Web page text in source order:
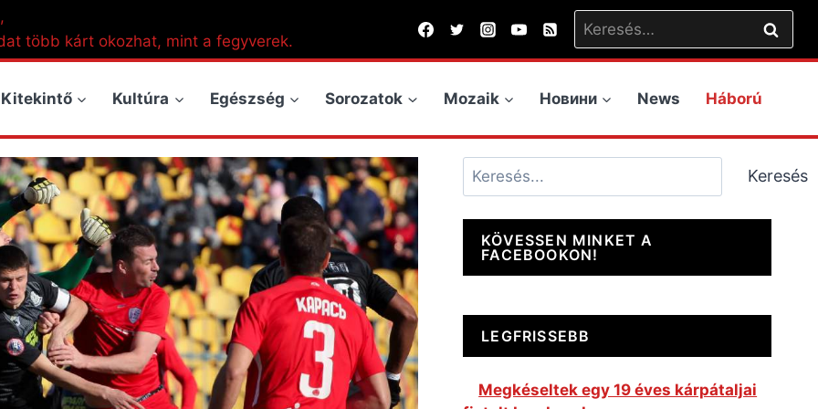
több kárt okozhat, mint a fegyverek.
Keresés:
Kitekintő Kultúra Egészség Sorozatok Mozaik Новини News Háború
Keresés Keresés
KÖVESSEN MINKET A
FACEBOOKON!
LEGFRISSEBB
Megkéseltek egy 19 éves kárpátaljai